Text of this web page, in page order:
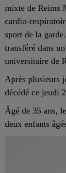
mixte de Reims
cardio-
sport de la
transféré dans
universitaire de
Après plusieurs
décédé ce jeudi
Âgé de 35 ans,
deux enfants